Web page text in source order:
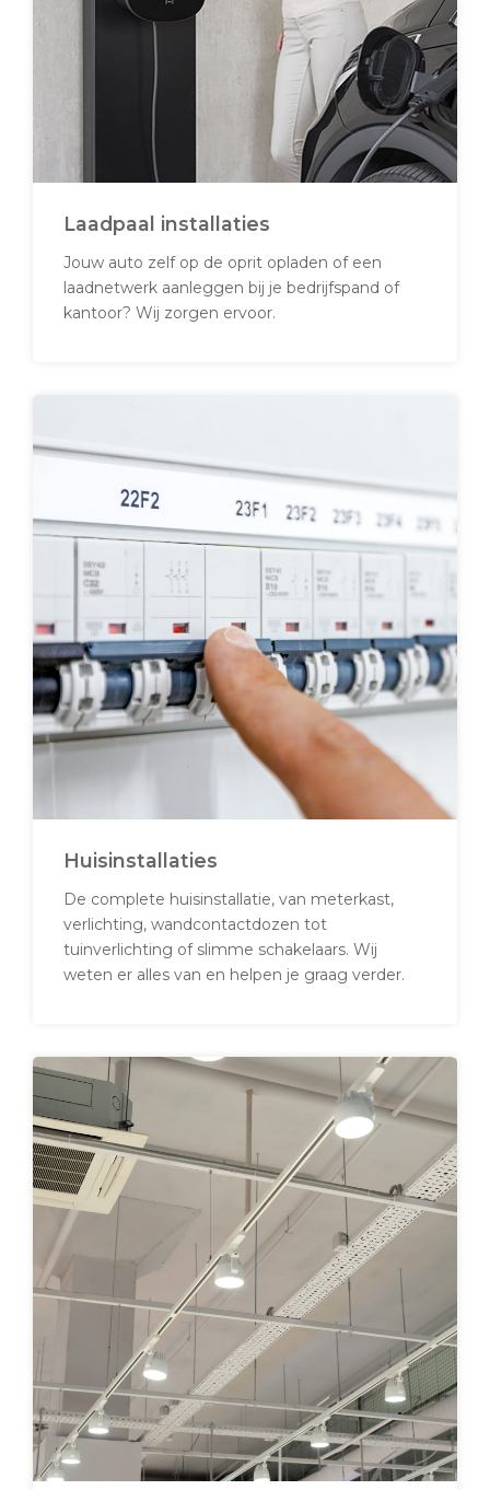
Laadpaal installaties
Jouw auto zelf op de oprit opladen of een
laadnetwerk aanleggen bij je bedrijfspand of
kantoor? Wij zorgen ervoor.
Huisinstallaties
De complete huisinstallatie, van meterkast,
verlichting, wandcontactdozen tot
tuinverlichting of slimme schakelaars. Wij
weten er alles van en helpen je graag verder.